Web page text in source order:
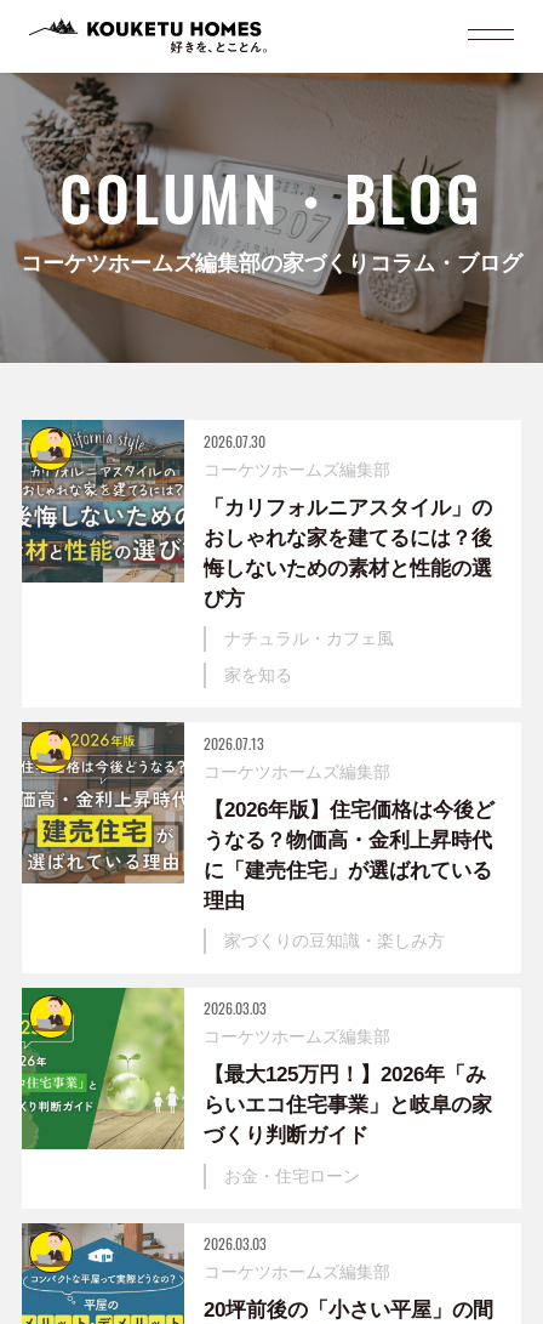
COLUMN・BLOG
コーケツホームズ編集部の家づくりコラム・ブログ
2026.07.30
コーケツホームズ編集部
「カリフォルニアスタイル」の
おしゃれな家を建てるには？後
悔しないための素材と性能の選
び方
ナチュラル・カフェ風
家を知る
2026.07.13
コーケツホームズ編集部
【2026年版】住宅価格は今後ど
うなる？物価高・金利上昇時代
に「建売住宅」が選ばれている
理由
家づくりの豆知識・楽しみ方
2026.03.03
コーケツホームズ編集部
【最大125万円！】2026年「み
らいエコ住宅事業」と岐阜の家
づくり判断ガイド
お金・住宅ローン
2026.03.03
コーケツホームズ編集部
20坪前後の「小さい平屋」の間